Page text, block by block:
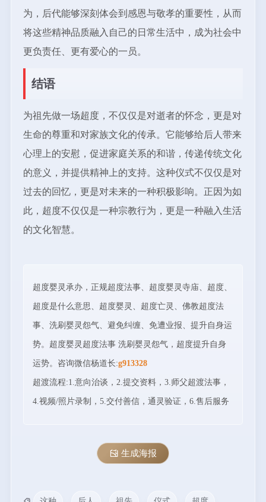
为，后代能够深刻体会到感恩与敬孝的重要性，从而
将这些精神品质融入自己的日常生活中，成为社会中
更负责任、更有爱心的一员。
结语
为祖先做一场超度，不仅仅是对逝者的怀念，更是对
生命的尊重和对家族文化的传承。它能够给后人带来
心理上的安慰，促进家庭关系的和谐，传递传统文化
的意义，并提供精神上的支持。这种仪式不仅仅是对
过去的回忆，更是对未来的一种积极影响。正因为如
此，超度不仅仅是一种宗教行为，更是一种融入生活
的文化智慧。
超度婴灵承办，正规超度法事、超度婴灵寺庙、超度、
超度是什么意思、超度婴灵、超度亡灵、佛教超度法
事、洗刷婴灵怨气、避免纠缠、免遭业报、提升自身运
势。超度婴灵超度法事 洗刷婴灵怨气，超度提升自身
运势。咨询微信杨道长:g913328
超渡流程:1.意向治谈，2.提交资料，3.师父超渡法事，
4.视频/照片录制，5.交付善信，通灵验证，6.售后服务
生成海报